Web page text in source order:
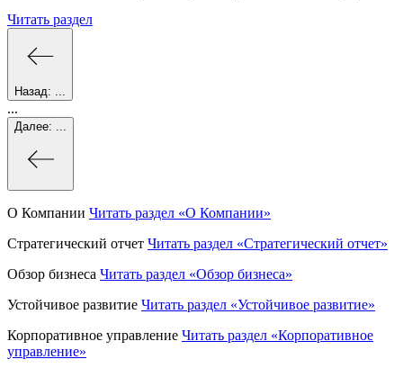
Читать раздел
Назад:
...
Далее:
О Компании Читать раздел «О Компании»
Стратегический отчет Читать раздел «Стратегический отчет»
Обзор бизнеса Читать раздел «Обзор бизнеса»
Устойчивое развитие Читать раздел «Устойчивое развитие»
Корпоративное управление Читать раздел «Корпоративное
управление»